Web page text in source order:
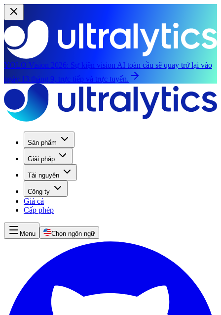
YOLO Vision 2026: Sự kiện vision AI toàn cầu sẽ quay trở lại vào
ngày 13 tháng 9, trực tiếp và trực tuyến.
Sản phẩm
Giải pháp
Tài nguyên
Công ty
Giá cả
Cấp phép
Menu Chọn ngôn ngữ